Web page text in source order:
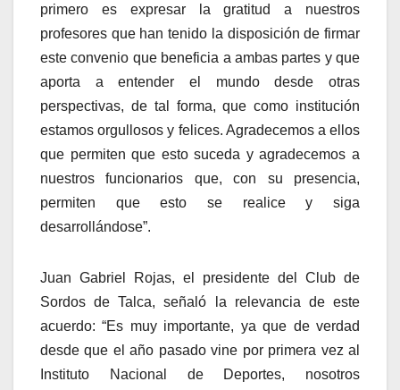
primero es expresar la gratitud a nuestros
profesores que han tenido la disposición de firmar
este convenio que beneficia a ambas partes y que
aporta a entender el mundo desde otras
perspectivas, de tal forma, que como institución
estamos orgullosos y felices. Agradecemos a ellos
que permiten que esto suceda y agradecemos a
nuestros funcionarios que, con su presencia,
permiten que esto se realice y siga
desarrollándose”.
Juan Gabriel Rojas, el presidente del Club de
Sordos de Talca, señaló la relevancia de este
acuerdo: “Es muy importante, ya que de verdad
desde que el año pasado vine por primera vez al
Instituto Nacional de Deportes, nosotros